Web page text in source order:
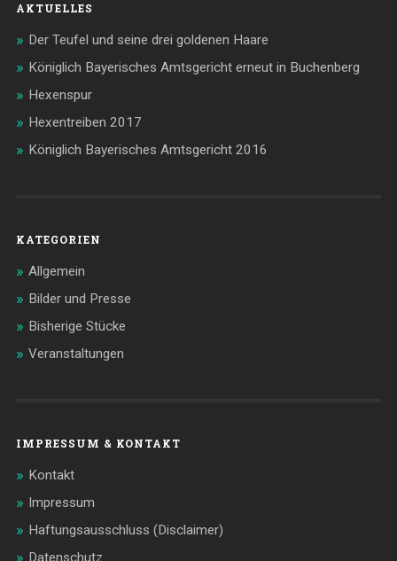
AKTUELLES
Der Teufel und seine drei goldenen Haare
Königlich Bayerisches Amtsgericht erneut in Buchenberg
Hexenspur
Hexentreiben 2017
Königlich Bayerisches Amtsgericht 2016
KATEGORIEN
Allgemein
Bilder und Presse
Bisherige Stücke
Veranstaltungen
IMPRESSUM & KONTAKT
Kontakt
Impressum
Haftungsausschluss (Disclaimer)
Datenschutz